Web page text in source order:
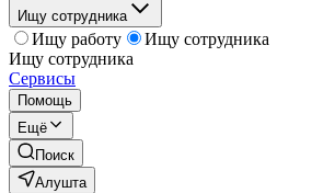
Ищу сотрудника
Ищу работу
Ищу сотрудника
Ищу сотрудника
Сервисы
Помощь
Ещё
Поиск
Алушта